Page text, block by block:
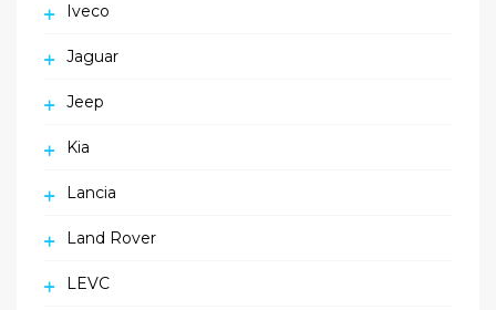
Iveco
Jaguar
Jeep
Kia
Lancia
Land Rover
LEVC